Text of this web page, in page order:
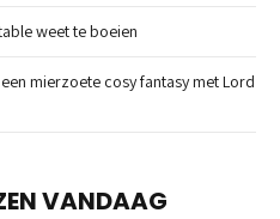
weet te boeien
mierzoete cosy fantasy met Lord
VANDAAG